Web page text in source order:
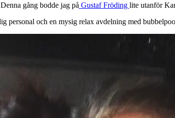
Denna gång bodde jag på Gustaf Fröding lite utanför
personal och en mysig relax avdelning med